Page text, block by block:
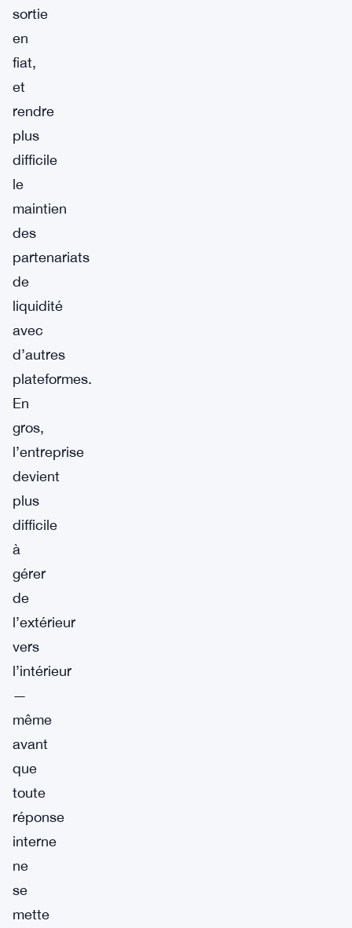
sortie
en
fiat,
et
rendre
plus
difficile
le
maintien
des
partenariats
de
liquidité
avec
d’autres
plateformes.
En
gros,
l’entreprise
devient
plus
difficile
à
gérer
de
l’extérieur
vers
l’intérieur
—
même
avant
que
toute
réponse
interne
ne
se
mette